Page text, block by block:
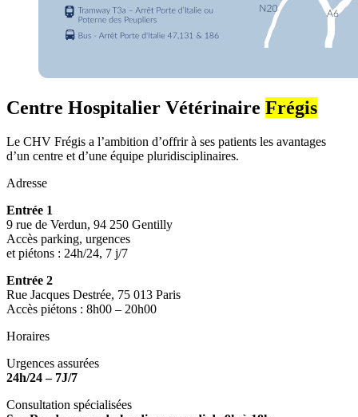
Centre Hospitalier Vétérinaire Frégis
Le CHV Frégis a l’ambition d’offrir à ses patients les avantages
d’un centre et d’une équipe pluridisciplinaires.
Adresse
Entrée 1
9 rue de Verdun, 94 250 Gentilly
Accès parking, urgences
et piétons : 24h/24, 7 j/7
Entrée 2
Rue Jacques Destrée, 75 013 Paris
Accès piétons : 8h00 – 20h00
Horaires
Urgences assurées
24h/24 – 7J/7
Consultation spécialisées